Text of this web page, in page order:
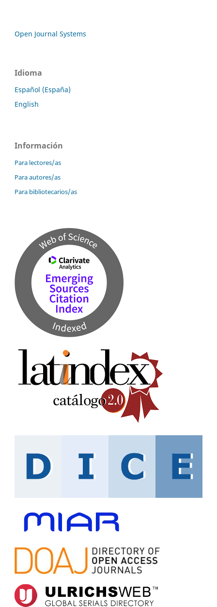
Open Journal Systems
Idioma
Español (España)
English
Información
Para lectores/as
Para autores/as
Para bibliotecarios/as